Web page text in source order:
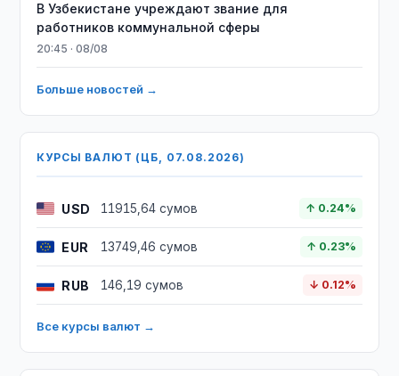
В Узбекистане учреждают звание для
работников коммунальной сферы
20:45 · 08/08
Больше новостей →
КУРСЫ ВАЛЮТ (ЦБ, 07.08.2026)
USD 11915,64 сумов ↑ 0.24%
EUR 13749,46 сумов ↑ 0.23%
RUB 146,19 сумов ↓ 0.12%
Все курсы валют →